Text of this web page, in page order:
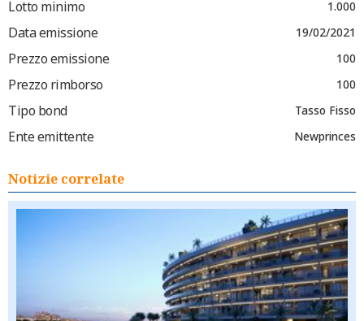
Lotto minimo 1.000
Data emissione 19/02/2021
Prezzo emissione 100
Prezzo rimborso 100
Tipo bond Tasso Fisso
Ente emittente Newprinces
Notizie correlate